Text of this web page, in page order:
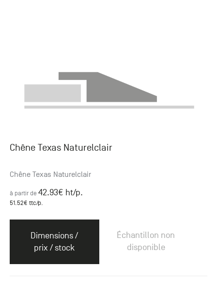
Chêne Texas Naturelclair
Chêne Texas Naturelclair
à partir de 42.93€ ht/p.
51.52€ ttc/p.
Dimensions /
prix / stock
Échantillon non
disponible